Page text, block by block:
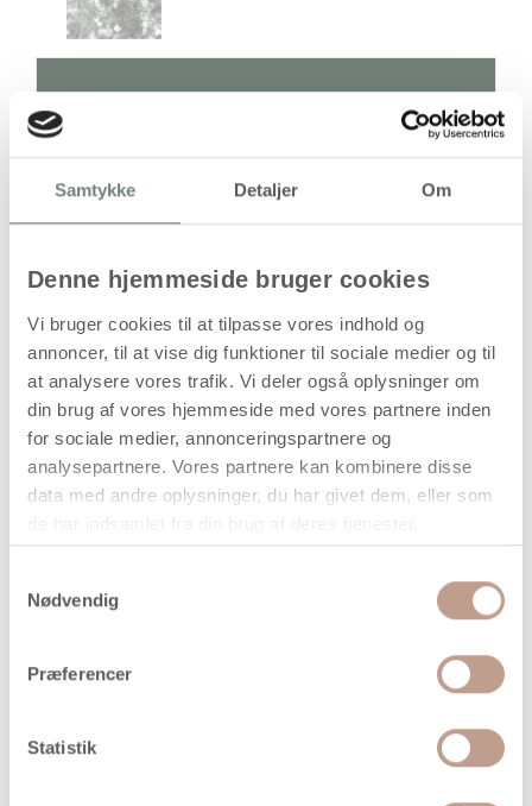
Samtykke Detaljer Om
Denne hjemmeside bruger cookies
Vi bruger cookies til at tilpasse vores indhold og
annoncer, til at vise dig funktioner til sociale medier og til
at analysere vores trafik. Vi deler også oplysninger om
din brug af vores hjemmeside med vores partnere inden
for sociale medier, annonceringspartnere og
analysepartnere. Vores partnere kan kombinere disse
data med andre oplysninger, du har givet dem, eller som
Nødvendig
Præferencer
Statistik
Pris / Stk
47,94 kr.
stk
47,94
(38,35kr.ekskl. moms)
Leveringsomkostninger
Kan først bestilles, når det igen er på lager
Handelsbetingelser